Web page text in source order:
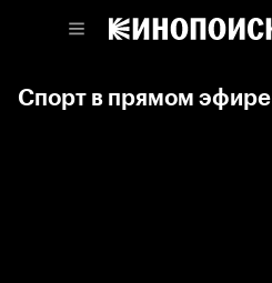
Спорт в прямом эфире